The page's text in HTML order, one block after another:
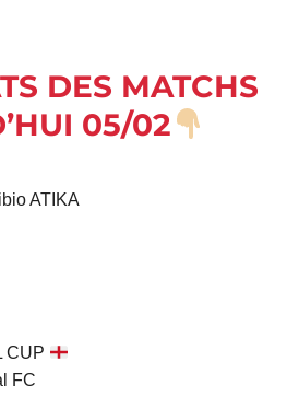
DES MATCHS
05/02
ATIKA
CUP
FC